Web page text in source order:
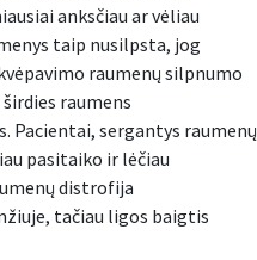
anksčiau ar vėliau
taip nusilpsta, jog
raumenų silpnumo
raumens
Pacientai, sergantys raumenų
pasitaiko ir lėčiau
distrofija
tačiau ligos baigtis